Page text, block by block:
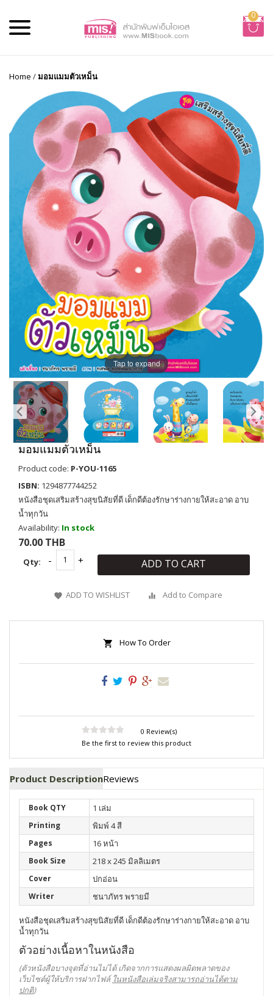
0
Home /มอมแมมตัวเหม็น
Tap to expand
มอมแมมตัวเหม็น
Product code: P-YOU-1165
ISBN: 1294877744252
หนังสือชุดเสริมสร้างสุขนิสัยที่ดี เด็กดีต้องรักษาร่างกายให้สะอาด อาบ
น้ำทุกวัน
Availability: In stock
70.00 THB
Qty: ADD TO CART
ADD TO WISHLIST Add to Compare
How To Order
0 Review(s)
Be the first to review this product
Product DescriptionReviews
Book QTY 1 เล่ม
Printing พิมพ์ 4 สี
Pages 16 หน้า
Book Size 218 x 245 มิลลิเมตร
Cover ปกอ่อน
Writer ชนาภัทร พรายมี
หนังสือชุดเสริมสร้างสุขนิสัยที่ดี เด็กดีต้องรักษาร่างกายให้สะอาด อาบ
น้ำทุกวัน
ตัวอย่างเนื้อหาในหนังสือ
(ตัวหนังสือบางจุดที่อ่านไม่ได้ เกิดจากการแสดงผลผิดพลาดของ
เว็บไซต์ผู้ให้บริการฝากไฟล์ ในหนังสือเล่มจริงสามารถอ่านได้ตาม
ปกติ)